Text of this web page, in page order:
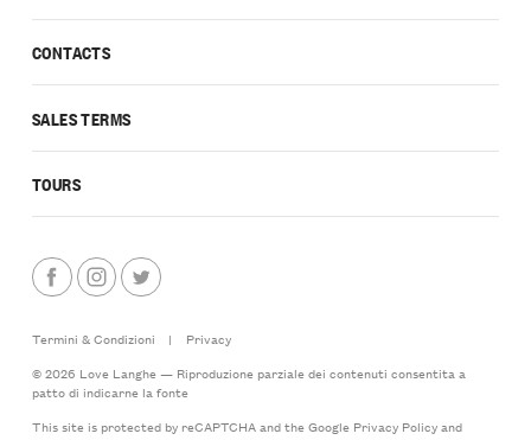
CONTACTS
SALES TERMS
TOURS
Termini & Condizioni |
Privacy
© 2026 Love Langhe — Riproduzione parziale dei contenuti consentita a
patto di indicarne la fonte
This site is protected by reCAPTCHA and the Google Privacy Policyand